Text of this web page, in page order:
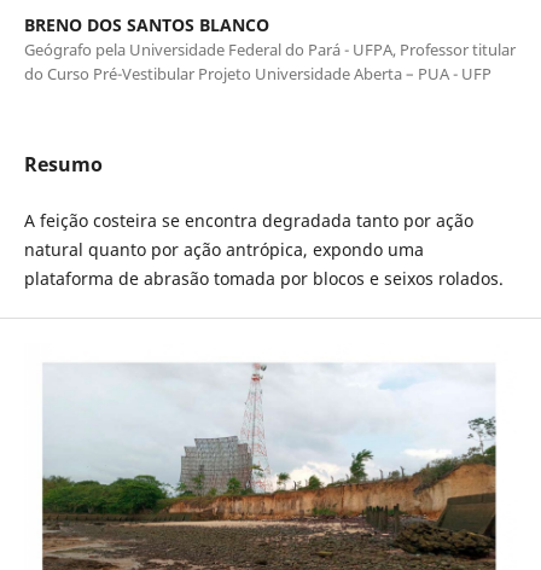
BRENO DOS SANTOS BLANCO
Geógrafo pela Universidade Federal do Pará - UFPA, Professor titular
do Curso Pré-Vestibular Projeto Universidade Aberta – PUA - UFP
Resumo
A feição costeira se encontra degradada tanto por ação
natural quanto por ação antrópica, expondo uma
plataforma de abrasão tomada por blocos e seixos rolados.